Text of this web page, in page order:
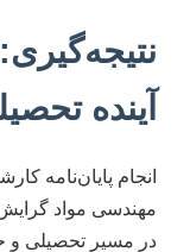
آینده
انجام پایان‌نامه
مهندسی مواد
در مسیر تحصیلی و